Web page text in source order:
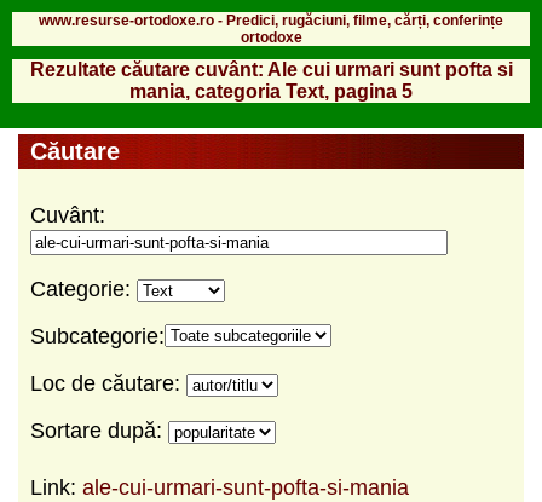
www.resurse-ortodoxe.ro - Predici, rugăciuni, filme, cărți, conferințe
ortodoxe
Rezultate căutare cuvânt: Ale cui urmari sunt pofta si
mania, categoria Text, pagina 5
Căutare
Cuvânt:
Categorie:
Subcategorie:
Loc de căutare:
Sortare după:
Link: ale-cui-urmari-sunt-pofta-si-mania